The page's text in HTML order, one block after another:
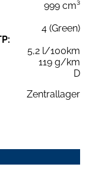
999 cm³
4 (Green)
5,2 l/100km
119 g/km
D
Zentrallager